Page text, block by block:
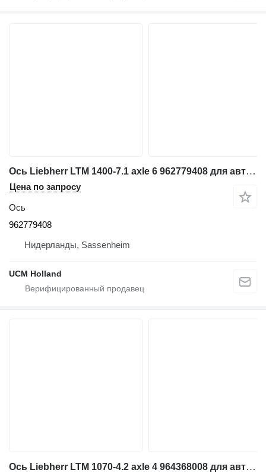
Ось Liebherr LTM 1400-7.1 axle 6 962779408 для автокрана
Цена по запросу
Ось
962779408
Нидерланды, Sassenheim
UCM Holland
Ось Liebherr LTM 1070-4.2 axle 4 964368008 для автокрана